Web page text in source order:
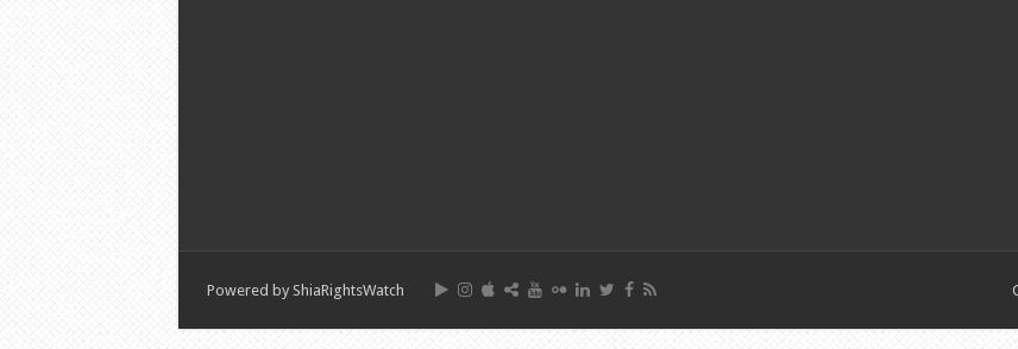
Powered by ShiaRightsWatch